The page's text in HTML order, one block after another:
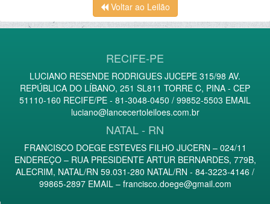
Voltar ao Leilão
RECIFE-PE
LUCIANO RESENDE RODRIGUES JUCEPE 315/98 AV.
REPÚBLICA DO LÍBANO, 251 SL811 TORRE C, PINA - CEP
51110-160 RECIFE/PE - 81-3048-0450 / 99852-5503 EMAIL
luciano@lancecertoleiloes.com.br
NATAL - RN
FRANCISCO DOEGE ESTEVES FILHO JUCERN – 024/11
ENDEREÇO – RUA PRESIDENTE ARTUR BERNARDES, 779B,
ALECRIM, NATAL/RN 59.031-280 NATAL/RN - 84-3223-4146 /
99865-2897 EMAIL – francisco.doege@gmail.com